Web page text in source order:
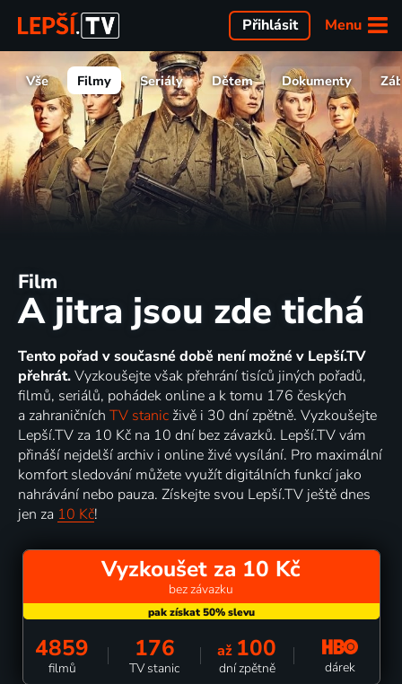
Menu
Přihlásit
Vše Filmy Seriály Dětem Dokumenty
Film
A jitra jsou zde tichá
Tento pořad v současné době není možné v Lepší.TV
přehrát.Vyzkoušejte však přehrání tisíců jiných pořadů,
filmů, seriálů, pohádek online a k tomu 176 českých
a zahraničních TV stanic živě i 30 dní zpětně. Vyzkoušejte
Lepší.TV za 10 Kč na 10 dní bez závazků. Lepší.TV vám
přináší nejdelší archiv i online živé vysílání. Pro maximální
komfort sledování můžete využít digitálních funkcí jako
nahrávání nebo pauza. Získejte svou Lepší.TV ještě dnes
jen za 10 Kč!
Vyzkoušet za 10 Kč
bez závazku
4859
filmů
176
TV stanic
až 100
dní zpětně dárek